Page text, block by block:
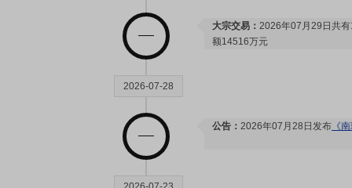
大宗交易： 2026年07月29日共
额14516万元
2026-07-28
公告： 2026年07月28日发布 《